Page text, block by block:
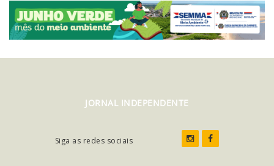
JORNAL INDEPENDENTE
Siga as redes sociais